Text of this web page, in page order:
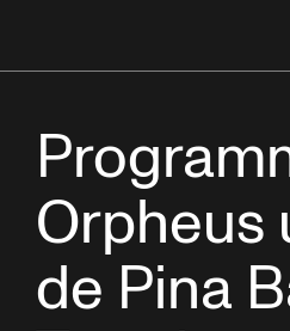
Orpheus
de Pina